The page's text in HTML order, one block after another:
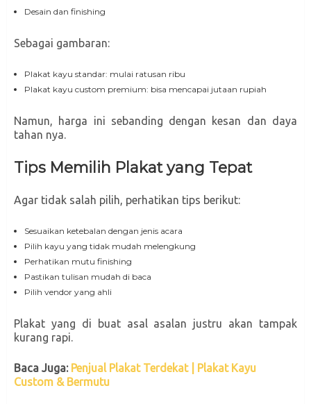
Desain dan finishing
Sebagai gambaran:
Plakat kayu standar: mulai ratusan ribu
Plakat kayu custom premium: bisa mencapai jutaan rupiah
Namun, harga ini sebanding dengan kesan dan daya
tahan nya.
Tips Memilih Plakat yang Tepat
Agar tidak salah pilih, perhatikan tips berikut:
Sesuaikan ketebalan dengan jenis acara
Pilih kayu yang tidak mudah melengkung
Perhatikan mutu finishing
Pastikan tulisan mudah di baca
Pilih vendor yang ahli
Plakat yang di buat asal asalan justru akan tampak
kurang rapi.
Baca Juga: Penjual Plakat Terdekat | Plakat Kayu
Custom & Bermutu